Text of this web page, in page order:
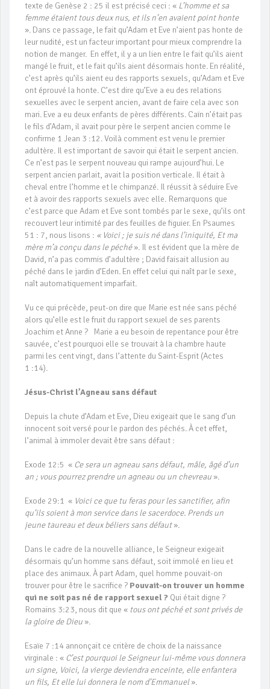
texte de Genèse 2 : 25 il est précisé ceci : « L’homme et sa
femme étaient tous deux nus, et ils n’en avaient point honte
». Dans ce passage, le fait qu’Adam et Eve n’aient pas honte de
leur nudité, est un facteur important pour mieux comprendre la
notion de manger. En effet, il y a un lien entre le fait qu’ils aient
mangé le fruit, et le fait qu’ils aient désormais honte. En réalité,
c’est après qu’ils aient eu des rapports sexuels, qu’Adam et Eve
ont éprouvé la honte. C’est dire qu’Eve a eu des relations
sexuelles avec le serpent ancien, avant de faire cela avec son
mari. Eve a eu deux enfants de pères différents. Caïn n’était pas
le fils d’Adam, il avait pour père le serpent ancien comme le
confirme 1 Jean 3 :12. Voilà comment est venu le premier
adultère. Il est important de savoir qui était le serpent ancien.
Ce n’est pas le serpent nouveau qui rampe aujourd’hui. Le
serpent ancien parlait, avait la position verticale. Il était à
cheval entre l’homme et le chimpanzé. Il réussit à séduire Eve
et à avoir des rapports sexuels avec elle. Remarquons que
c’est parce que Adam et Eve sont tombés par le sexe, qu’ils ont
recouvert leur intimité par des feuilles de figuier. En Psaumes
51 : 7, nous lisons : « Voici ; je suis né dans l’iniquité, Et ma
mère m’a conçu dans le péché». Il est évident que la mère de
David, n’a pas commis d’adultère ; David faisait allusion au
péché dans le jardin d’Eden. En effet celui qui naît par le sexe,
naît automatiquement imparfait.
Vu ce qui précède, peut-on dire que Marie est née sans péché
alors qu’elle est le fruit du rapport sexuel de ses parents
Joachim et Anne ? Marie a eu besoin de repentance pour être
sauvée, c’est pourquoi elle se trouvait à la chambre haute
parmi les cent vingt, dans l’attente du Saint-Esprit (Actes
1 :14).
Jésus-Christ l’Agneau sans défaut
Depuis la chute d’Adam et Eve, Dieu exigeait que le sang d’un
innocent soit versé pour le pardon des péchés. À cet effet,
l’animal à immoler devait être sans défaut :
Exode 12:5 « Ce sera un agneau sans défaut, mâle, âgé d’un
an ; vous pourrez prendre un agneau ou un chevreau ».
Exode 29:1 « Voici ce que tu feras pour les sanctifier, afin
qu’ils soient à mon service dans le sacerdoce. Prends un
jeune taureau et deux béliers sans défaut».
Dans le cadre de la nouvelle alliance, le Seigneur exigeait
désormais qu’un homme sans défaut, soit immolé en lieu et
place des animaux. À part Adam, quel homme pouvait-on
trouver pour être le sacrifice ? Pouvait-on trouver un homme
qui ne soit pas né de rapport sexuel ? Qui était digne ?
Romains 3:23, nous dit que « tous ont péché et sont privés de
la gloire de Dieu ».
Esaïe 7 :14 annonçait ce critère de choix de la naissance
virginale : « C’est pourquoi le Seigneur lui-même vous donnera
un signe, Voici, la vierge deviendra enceinte, elle enfantera
un fils, Et elle lui donnera le nom d’Emmanuel».